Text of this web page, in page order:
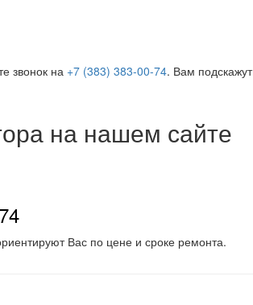
звонок на +7 (383) 383-00-74. Вам подскажут
на нашем сайте
Вас по цене и сроке ремонта.